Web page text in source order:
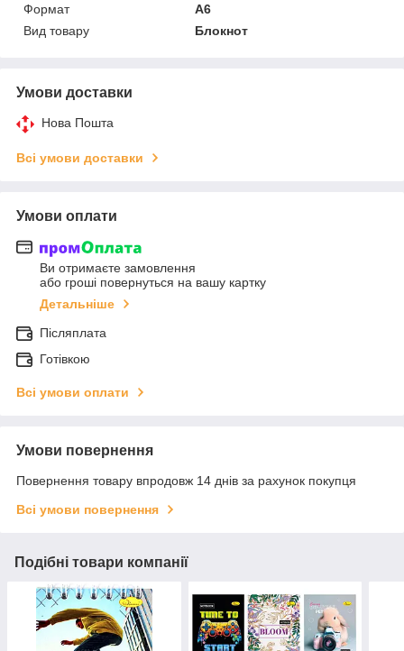
Формат
A6
Вид товару
Блокнот
Умови доставки
Нова Пошта
Всі умови доставки
Умови оплати
Ви отримаєте замовлення
або гроші повернуться на вашу картку
Детальніше
Післяплата
Готівкою
Всі умови оплати
Умови повернення
Повернення товару впродовж 14 днів за рахунок покупця
Всі умови повернення
Подібні товари компанії